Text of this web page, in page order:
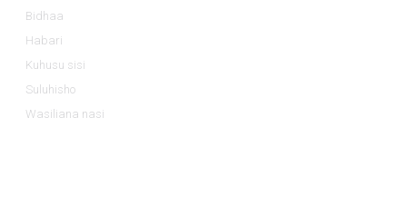
Bidhaa
Habari
Kuhusu sisi
Suluhisho
Wasiliana nasi